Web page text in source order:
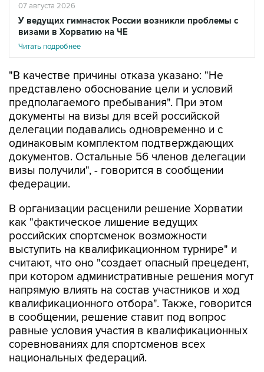
07 августа 2026
У ведущих гимнасток России возникли проблемы с
визами в Хорватию на ЧЕ
Читать подробнее
"В качестве причины отказа указано: "Не
представлено обоснование цели и условий
предполагаемого пребывания". При этом
документы на визы для всей российской
делегации подавались одновременно и с
одинаковым комплектом подтверждающих
документов. Остальные 56 членов делегации
визы получили", - говорится в сообщении
федерации.
В организации расценили решение Хорватии
как "фактическое лишение ведущих
российских спортсменок возможности
выступить на квалификационном турнире" и
считают, что оно "создает опасный прецедент,
при котором административные решения могут
напрямую влиять на состав участников и ход
квалификационного отбора". Также, говорится
в сообщении, решение ставит под вопрос
равные условия участия в квалификационных
соревнованиях для спортсменов всех
национальных федераций.